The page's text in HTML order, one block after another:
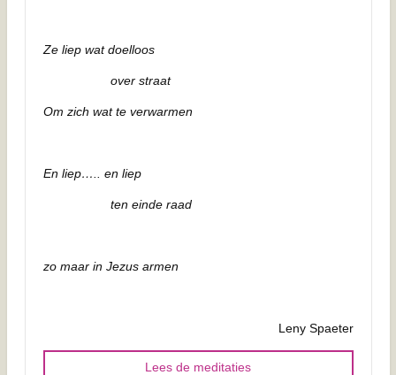
Ze liep wat doelloos
over straat
Om zich wat te verwarmen
En liep….. en liep
ten einde raad
zo maar in Jezus armen
Leny Spaeter
Lees de meditaties